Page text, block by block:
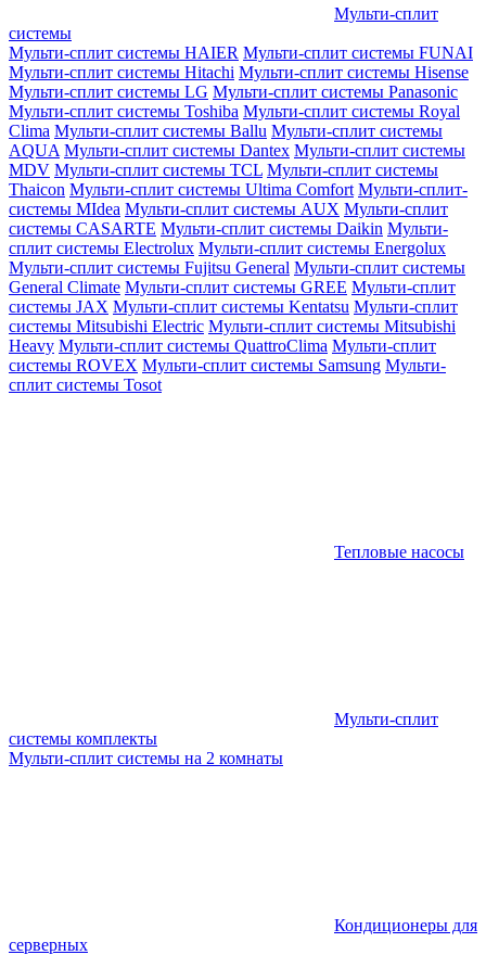
Мульти-сплит
системы
Мульти-сплит системы HAIER Мульти-сплит системы FUNAI
Мульти-сплит системы Hitachi Мульти-сплит системы Hisense
Мульти-сплит системы LG Мульти-сплит системы Panasonic
Мульти-сплит системы Toshiba Мульти-сплит системы Royal
Clima Мульти-сплит системы Ballu Мульти-сплит системы
AQUA Мульти-сплит системы Dantex Мульти-сплит системы
MDV Мульти-сплит системы TCL Мульти-сплит системы
Thaicon Мульти-сплит системы Ultima Comfort Мульти-сплит-
системы MIdea Мульти-сплит системы AUX Мульти-сплит
системы CASARTE Мульти-сплит системы Daikin Мульти-
сплит системы Electrolux Мульти-сплит системы Energolux
Мульти-сплит системы Fujitsu General Мульти-сплит системы
General Climate Мульти-сплит системы GREE Мульти-сплит
системы JAX Мульти-сплит системы Kentatsu Мульти-сплит
системы Mitsubishi Electric Мульти-сплит системы Mitsubishi
Heavy Мульти-сплит системы QuattroClima Мульти-сплит
системы ROVEX Мульти-сплит системы Samsung Мульти-
сплит системы Tosot
Тепловые насосы
Мульти-сплит
системы комплекты
Мульти-сплит системы на 2 комнаты
Кондиционеры для
серверных